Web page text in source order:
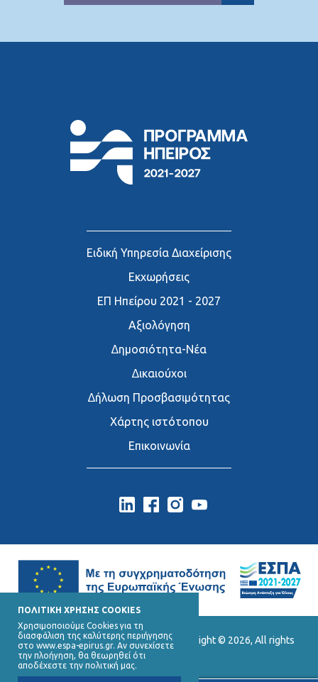
ΠΟΛΙΤΙΚΗ ΧΡΗΣΗΣ COOKIES
Χρησιμοποιούμε Cookies για τη
διασφάλιση της καλύτερης περιήγησης
στο www.espa-epirus.gr. Αν συνεχίσετε
την πλοήγηση, θα θεωρηθεί ότι
αποδέχεστε την πολιτική μας.
Ειδική Υπηρεσία Διαχείρισης
Εκχωρήσεις
ΕΠ Ηπείρου 2021 - 2027
Αξιολόγηση
∆ημοσιότητα-Νέα
∆ικαιούχοι
∆ήλωση Προσβασιμότητας
Χάρτης ιστότοπου
Επικοινωνία
Ε.Υ.Δ. Προγράμματος «Ήπειρος», Copyright © 2026, All rights
reserved.